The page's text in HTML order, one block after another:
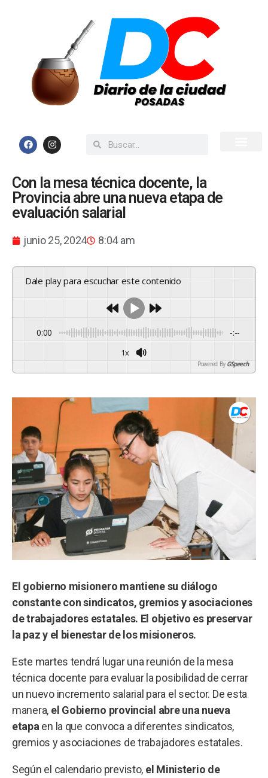
Con la mesa técnica docente, la
Provincia abre una nueva etapa de
evaluación salarial
junio 25, 2024 8:04 am
Dale play para escuchar este contenido
0:00 -:--
1x
Powered By GSpeech
El gobierno misionero mantiene su diálogo
constante con sindicatos, gremios y asociaciones
de trabajadores estatales. El objetivo es preservar
la paz y el bienestar de los misioneros.
Este martes tendrá lugar una reunión de la mesa
técnica docente para evaluar la posibilidad de cerrar
un nuevo incremento salarial para el sector. De esta
manera, el Gobierno provincial abre una nueva
etapa en la que convoca a diferentes sindicatos,
gremios y asociaciones de trabajadores estatales.
Según el calendario previsto, el Ministerio de